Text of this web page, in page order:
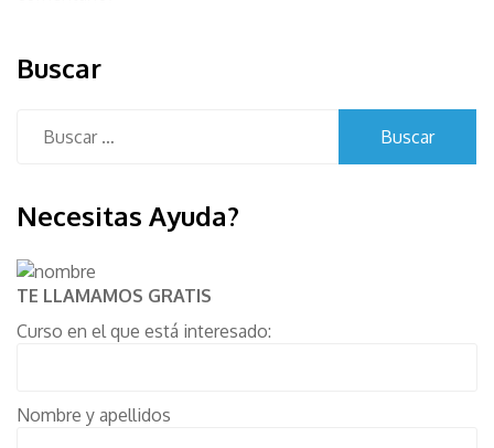
Buscar
Necesitas Ayuda?
TE LLAMAMOS GRATIS
Curso en el que está interesado:
Nombre y apellidos